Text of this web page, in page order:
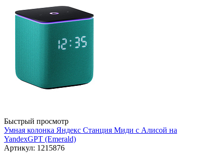
Быстрый просмотр
Умная колонка Яндекс Станция Миди с Алисой на
YandexGPT (Emerald)
Артикул: 1215876